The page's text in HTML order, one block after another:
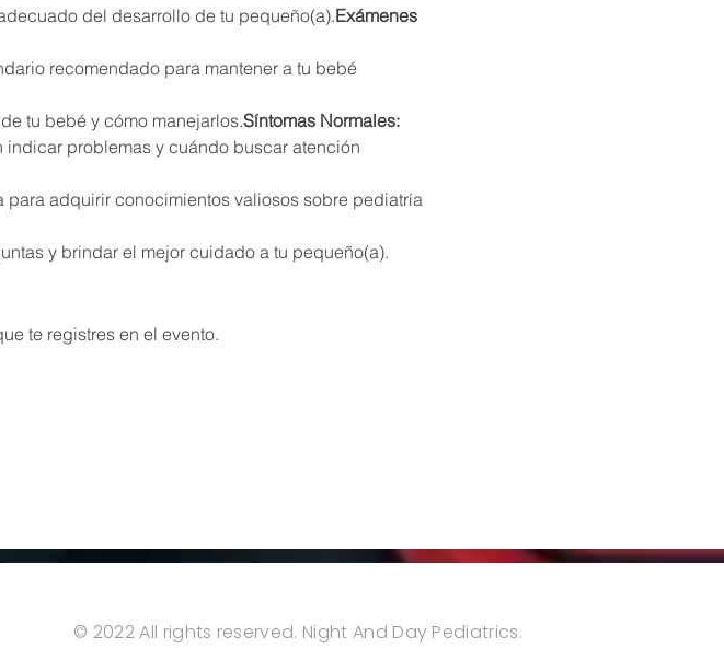
del desarrollo de tu pequeño(a).Exámenes
tu bebé y cómo manejarlos.Síntomas Normales:
adquirir conocimientos valiosos sobre pediatría
y brindar el mejor cuidado a tu pequeño(a).
te registres en el evento.
© 2022 All rights reserved. Night And Day Pediatrics.